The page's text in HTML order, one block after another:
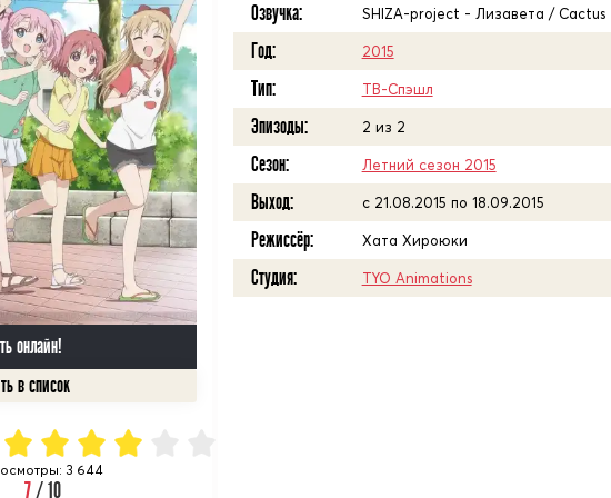
онлайн!
3 644
7/ 10
Озвучка: SHIZA-project - Лизавета / Cactus
Год: 2015
Тип: ТВ-Спэшл
Эпизоды: 2 из 2
Сезон: Летний сезон 2015
Выход: c 21.08.2015 по 18.09.2015
Режиссёр: Хата Хироюки
Студия: TYO Animations